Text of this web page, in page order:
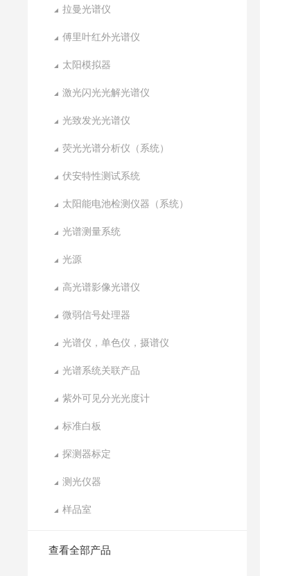
拉曼光谱仪
傅里叶红外光谱仪
太阳模拟器
激光闪光光解光谱仪
光致发光光谱仪
荧光光谱分析仪（系统）
伏安特性测试系统
太阳能电池检测仪器（系统）
光谱测量系统
光源
高光谱影像光谱仪
微弱信号处理器
光谱仪，单色仪，摄谱仪
光谱系统关联产品
紫外可见分光光度计
标准白板
探测器标定
测光仪器
样品室
查看全部产品